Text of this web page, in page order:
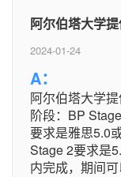
阿尔伯塔大学
2024-01-24
A：
阿尔伯塔大学
阶段：BP
要求是雅思5.0
Stage 2要求是
内完成，期间